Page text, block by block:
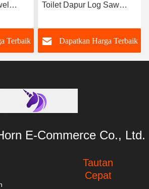
Terbaik
Toilet Dapur Log Saw
150cuts/Min
Dapatkan Harga Terbaik
E-Commerce Co., Ltd.
Tautan
Cepat